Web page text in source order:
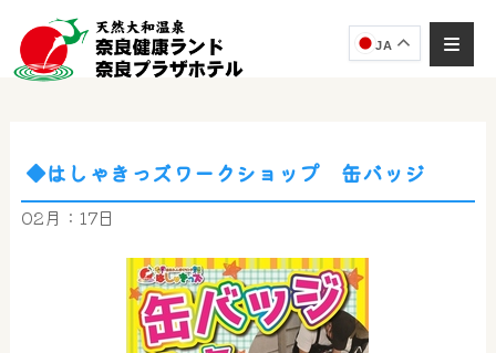
JA
◆はしゃきっズワークショップ 缶バッジ
02月：17日
奈良健康ランド AIコンシェルジュです。
ご質問をお伺いします。